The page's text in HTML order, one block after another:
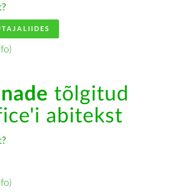
)
tõlgitud
abitekst
)